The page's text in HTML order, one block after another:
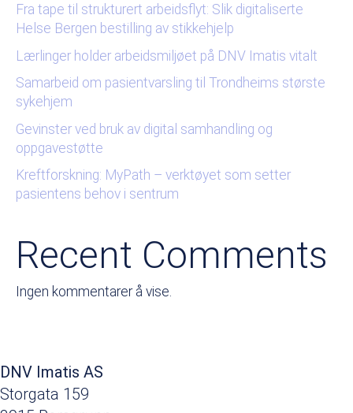
Fra tape til strukturert arbeidsflyt: Slik digitaliserte
Helse Bergen bestilling av stikkehjelp
Lærlinger holder arbeidsmiljøet på DNV Imatis vitalt
Samarbeid om pasientvarsling til Trondheims største
sykehjem
Gevinster ved bruk av digital samhandling og
oppgavestøtte
Kreftforskning: MyPath – verktøyet som setter
pasientens behov i sentrum
Recent Comments
Ingen kommentarer å vise.
DNV Imatis AS
Storgata 159